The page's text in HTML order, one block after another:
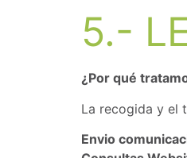
5.-
¿Por qué
La recogida y el
Envio